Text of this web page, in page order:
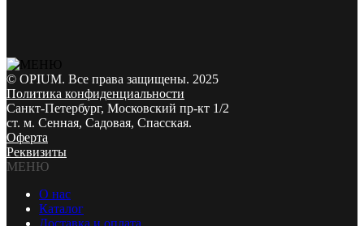
© OPIUM. Все права защищены. 2025
Политика конфиденциальности
Санкт-Петербург, Московский пр-кт 1/2
ст. м. Сенная, Садовая, Спасская.
Оферта
Реквизиты
МЕНЮ
О нас
Каталог
Доставка и оплата